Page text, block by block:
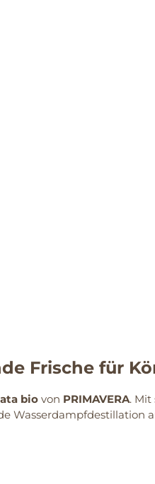
Frische für
bio von PRIMAVERA.